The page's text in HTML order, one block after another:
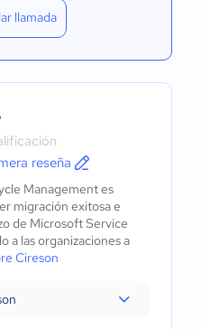
llamada
reseña
Management es
migración exitosa e
de Microsoft Service
a las organizaciones a
Cireson